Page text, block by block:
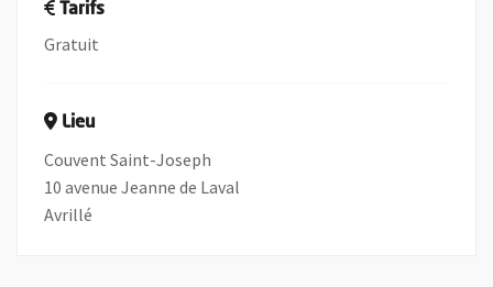
Tarifs
Gratuit
Lieu
Couvent Saint-Joseph
10 avenue Jeanne de Laval
Avrillé